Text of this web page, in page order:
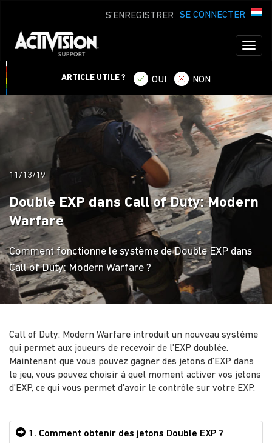
SE CONNECTER
S'ENREGISTRER
ARTICLE UTILE ? OUI NON
11/13/19
Double EXP dans Call of Duty: Modern
Warfare
Comment fonctionne le système de Double EXP dans
Call of Duty: Modern Warfare ?
Call of Duty: Modern Warfare introduit un nouveau système
qui permet aux joueurs de recevoir de l'EXP doublée.
Maintenant que vous pouvez gagner des jetons d'EXP dans
le jeu, vous pouvez choisir à quel moment activer vos jetons
d'EXP, ce qui vous permet d'avoir le contrôle sur votre EXP.
1. Comment obtenir des jetons Double EXP ?